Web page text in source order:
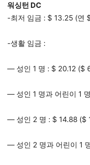
워싱턴 DC
-최저 임금 : $ 13.25 (연
-생활 임금 :
— 성인 1 명 : $ 20.12 ($
— 성인 1 명과 어린이 1
— 성인 2 명 : $ 14.88 ($
— 성인 2 명과 어린이 1